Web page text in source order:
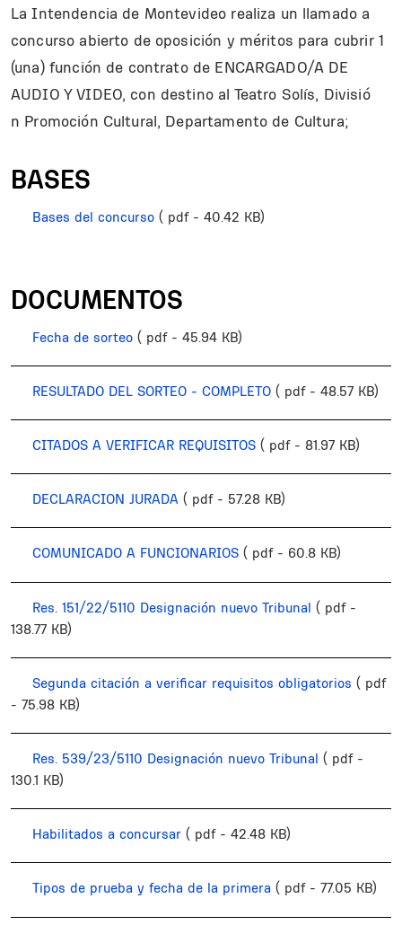
La Intendencia de Montevideo realiza un llamado a
concurso abierto de oposición y méritos para cubrir 1
(una) función de contrato de ENCARGADO/A DE
AUDIO Y VIDEO, con destino al Teatro Solís, Divisió
n Promoción Cultural, Departamento de Cultura;
BASES
Bases del concurso ( pdf - 40.42 KB)
DOCUMENTOS
Fecha de sorteo ( pdf - 45.94 KB)
RESULTADO DEL SORTEO - COMPLETO ( pdf - 48.57 KB)
CITADOS A VERIFICAR REQUISITOS ( pdf - 81.97 KB)
DECLARACION JURADA ( pdf - 57.28 KB)
COMUNICADO A FUNCIONARIOS ( pdf - 60.8 KB)
Res. 151/22/5110 Designación nuevo Tribunal ( pdf -
138.77 KB)
Segunda citación a verificar requisitos obligatorios ( pdf
- 75.98 KB)
Res. 539/23/5110 Designación nuevo Tribunal ( pdf -
130.1 KB)
Habilitados a concursar ( pdf - 42.48 KB)
Tipos de prueba y fecha de la primera ( pdf - 77.05 KB)